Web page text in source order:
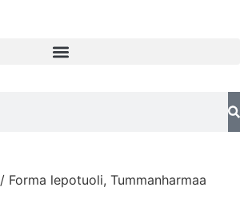
/ Forma lepotuoli, Tummanharmaa